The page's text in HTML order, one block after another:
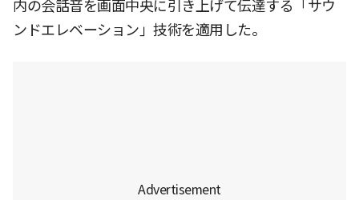
内の会話音を画面中央に引き上げて伝達する「サウ
ンドエレベーション」技術を適用した。